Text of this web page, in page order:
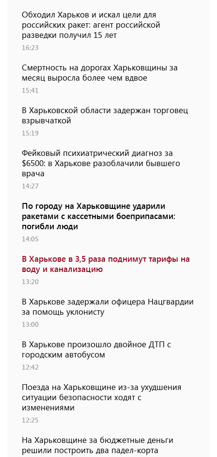
Обходил Харьков и искал цели для
российских ракет: агент российской
разведки получил 15 лет
16:23
Смертность на дорогах Харьковщины за
месяц выросла более чем вдвое
15:41
В Харьковской области задержан торговец
взрывчаткой
15:19
Фейковый психиатрический диагноз за
$6500: в Харькове разоблачили бывшего
врача
14:27
По городу на Харьковщине ударили
ракетами с кассетными боеприпасами:
погибли люди
14:05
В Харькове в 3,5 раза поднимут тарифы на
воду и канализацию
13:20
В Харькове задержали офицера Нацгвардии
за помощь уклонисту
13:00
В Харькове произошло двойное ДТП с
городским автобусом
12:42
Поезда на Харьковщине из-за ухудшения
ситуации безопасности ходят с
изменениями
12:25
На Харьковщине за бюджетные деньги
решили построить два падел-корта